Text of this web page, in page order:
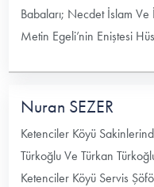
Babaları; Necdet İslam Ve
Metin Egeli’nin Eniştesi
Nuran SEZER
Ketenciler Köyü
Türkoğlu Ve Türkan
Ketenciler Köyü Servis